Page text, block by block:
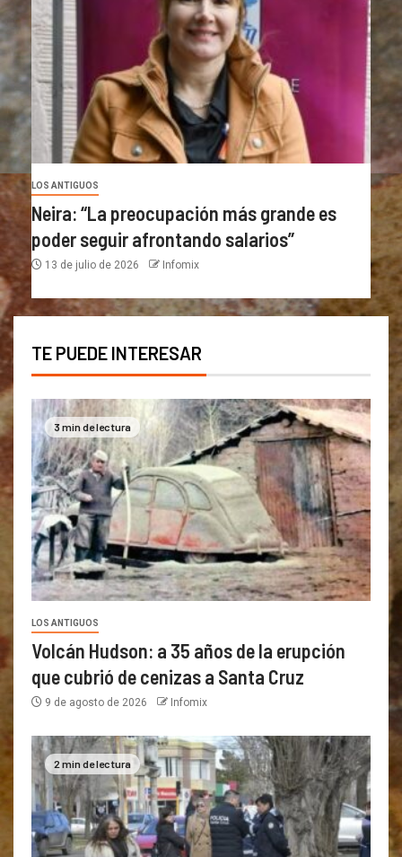
LOS ANTIGUOS
Neira: “La preocupación más grande es
poder seguir afrontando salarios”
13 de julio de 2026 Infomix
TE PUEDE INTERESAR
3 min de lectura
LOS ANTIGUOS
Volcán Hudson: a 35 años de la erupción
que cubrió de cenizas a Santa Cruz
9 de agosto de 2026 Infomix
2 min de lectura